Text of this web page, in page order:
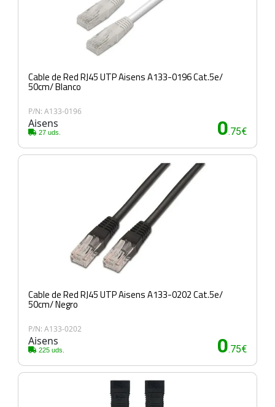
Cable de Red RJ45 UTP Aisens A133-0196 Cat.5e/
50cm/ Blanco
P/N: A133-0196
Aisens
27 uds. 0.75€
Cable de Red RJ45 UTP Aisens A133-0202 Cat.5e/
50cm/ Negro
P/N: A133-0202
Aisens
225 uds. 0.75€